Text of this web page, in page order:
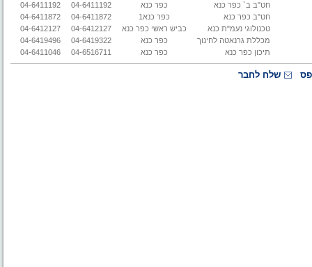
חט"ב ב` כפר כנא
כפר כנא 04-6411192
04-6411192
חט"ב כפר כנא
כפר כנא1 04-6411872
04-6411872
טכנולוגי נעמ"ת כנא
כביש ראשי כפר כנא 04-6412127
04-6412127
מכללת גרנאטה לחינוך
כפר כנא 04-6419322
04-6419496
תיכון כפר כנא
כפר כנא 04-6516711
04-6411046
שלח לחבר